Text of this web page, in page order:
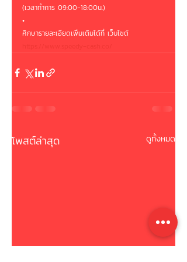
(เวลาทำการ 09:00-18:00น.)
•
ศึกษารายละเอียดเพิ่มเติมได้ที่ เว็บไซต์
โพสต์ล่าสุด ดูทั้งหมด